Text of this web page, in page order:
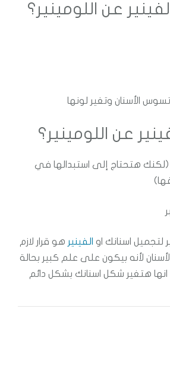
عن اللومينير؟
عن اللومينير؟
(لكنك هتحتاج إلى استبدالها في
لتجميل اسنانك او الفينير هو قرار لازم
لأنه بيكون على علم كبير بحالة
هتغير شكل اسنانك بشكل دائم